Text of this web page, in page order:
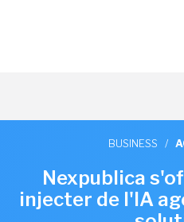
BUSINESS /
Nexpublica
injecter de l'IA